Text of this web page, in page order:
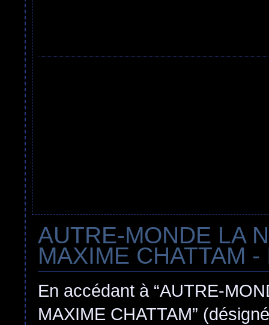
AUTRE-MONDE LA
MAXIME CHATTAM
En accédant à “AUTRE-
MAXIME CHATTAM”